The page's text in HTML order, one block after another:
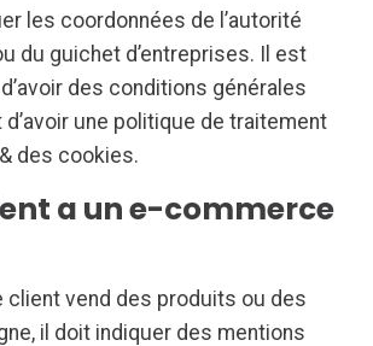
les coordonnées de l’autorité
du guichet d’entreprises. Il est
des conditions générales
d’avoir une politique de traitement
des cookies.
a un e-commerce
client vend des produits ou des
il doit indiquer des mentions